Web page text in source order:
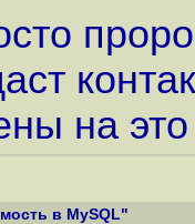
на
в MySQL"